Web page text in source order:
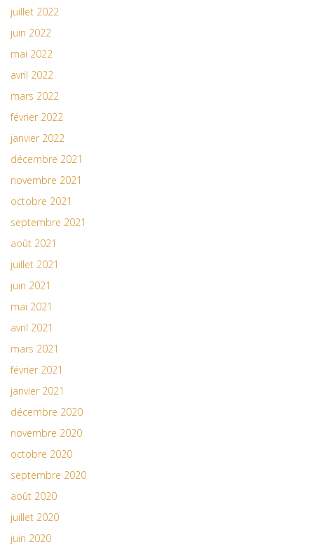
juillet 2022
juin 2022
mai 2022
avril 2022
mars 2022
février 2022
janvier 2022
décembre 2021
novembre 2021
octobre 2021
septembre 2021
août 2021
juillet 2021
juin 2021
mai 2021
avril 2021
mars 2021
février 2021
janvier 2021
décembre 2020
novembre 2020
octobre 2020
septembre 2020
août 2020
juillet 2020
juin 2020